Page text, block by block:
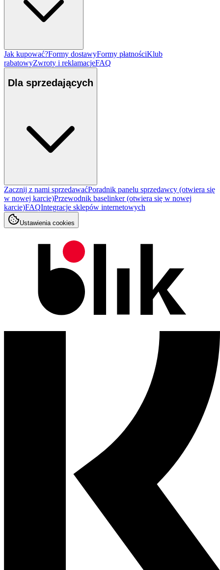
Jak kupować?Formy dostawyFormy płatnościKlub
rabatowyZwroty i reklamacjeFAQ
Dla sprzedających
Zacznij z nami sprzedawaćPoradnik panelu sprzedawcy (otwiera się
w nowej karcie)Przewodnik baselinker(otwiera się w nowej
karcie)FAQIntegracje sklepów internetowych
Ustawienia cookies